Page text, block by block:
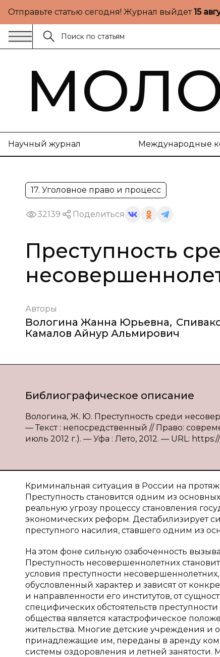
Отправьте статью сегодня! Журнал выйдет15
Научный журнал Международные
17. Уголовное право и процесс
32139 Поделиться
Преступность
Авторы
Вологина Жанна Юрьевна,
Камалов Айнур Альмирович
Библиографическое описание
Вологина, Ж. Ю. Преступность среди
— Текст : непосредственный // Право:
июль 2012 г.). — Уфа : Лето, 2012. — URL:
Криминальная ситуация в России на
Преступность становится одним из
реальную угрозу процессу становления
экономических реформ. Дестабилизирует
преступного насилия, ставшего одним из
На этом фоне сильную озабоченность
Преступность несовершеннолетних
условия преступности
обусловленный характер и зависят от
и направленности его институтов, от
специфических обстоятельств
общества является катастрофическое
жительства. Многие детские учреждения и
принадлежащие им, переданы в аренду
системы оздоровления и летней